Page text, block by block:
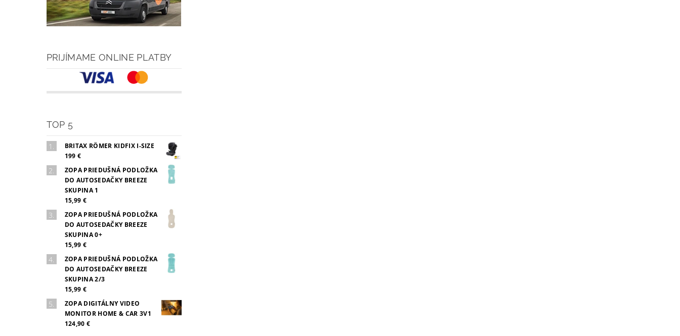
PRIJÍMAME ONLINE PLATBY
TOP 5
BRITAX RÖMER KIDFIX I-SIZE
199 €
ZOPA PRIEDUŠNÁ PODLOŽKA
DO AUTOSEDAČKY BREEZE
SKUPINA 1
15,99 €
ZOPA PRIEDUŠNÁ PODLOŽKA
DO AUTOSEDAČKY BREEZE
SKUPINA 0+
15,99 €
ZOPA PRIEDUŠNÁ PODLOŽKA
DO AUTOSEDAČKY BREEZE
SKUPINA 2/3
15,99 €
ZOPA DIGITÁLNY VIDEO
MONITOR HOME & CAR 3V1
124,90 €